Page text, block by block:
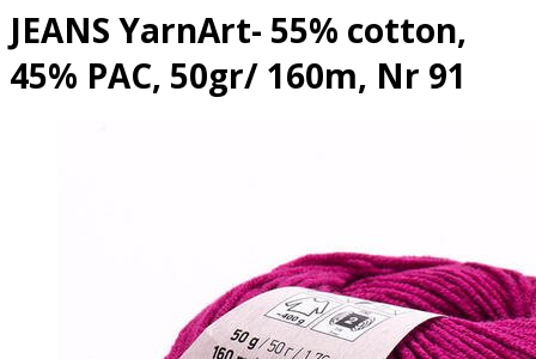
JEANS YarnArt- 55% cotton,
45% PAC, 50gr/ 160m, Nr 91